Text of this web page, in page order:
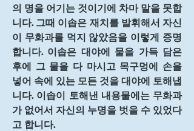
의 명을 어기는 것이기에 차마 말을 못합
니다. 그때 이솝은 재치를 발휘해서 자신
이 무화과를 먹지 않았음을 이렇게 증명
합니다. 이솝은 대야에 물을 가득 담은
후에 그 물을 다 마시고 목구멍에 손을
넣어 속에 있는 모든 것을 대야에 토해냅
니다. 이솝이 토해낸 내용물에는 무화과
가 없어서 자신의 누명을 벗을 수 있었다
고 합니다.